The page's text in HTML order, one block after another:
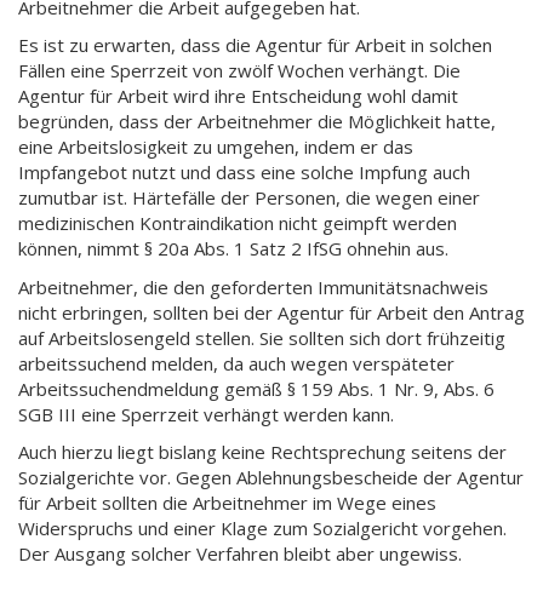
Arbeitnehmer die Arbeit aufgegeben hat.
Es ist zu erwarten, dass die Agentur für Arbeit in solchen
Fällen eine Sperrzeit von zwölf Wochen verhängt. Die
Agentur für Arbeit wird ihre Entscheidung wohl damit
begründen, dass der Arbeitnehmer die Möglichkeit hatte,
eine Arbeitslosigkeit zu umgehen, indem er das
Impfangebot nutzt und dass eine solche Impfung auch
zumutbar ist. Härtefälle der Personen, die wegen einer
medizinischen Kontraindikation nicht geimpft werden
können, nimmt § 20a Abs. 1 Satz 2 IfSG ohnehin aus.
Arbeitnehmer, die den geforderten Immunitätsnachweis
nicht erbringen, sollten bei der Agentur für Arbeit den Antrag
auf Arbeitslosengeld stellen. Sie sollten sich dort frühzeitig
arbeitssuchend melden, da auch wegen verspäteter
Arbeitssuchendmeldung gemäß § 159 Abs. 1 Nr. 9, Abs. 6
SGB III eine Sperrzeit verhängt werden kann.
Auch hierzu liegt bislang keine Rechtsprechung seitens der
Sozialgerichte vor. Gegen Ablehnungsbescheide der Agentur
für Arbeit sollten die Arbeitnehmer im Wege eines
Widerspruchs und einer Klage zum Sozialgericht vorgehen.
Der Ausgang solcher Verfahren bleibt aber ungewiss.